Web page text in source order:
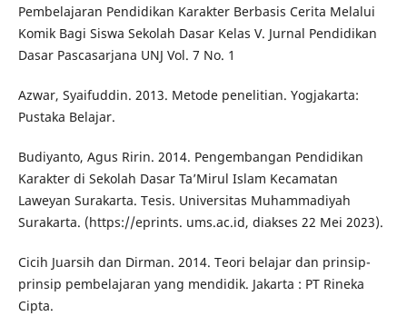
Pembelajaran Pendidikan Karakter Berbasis Cerita Melalui
Komik Bagi Siswa Sekolah Dasar Kelas V. Jurnal Pendidikan
Dasar Pascasarjana UNJ Vol. 7 No. 1
Azwar, Syaifuddin. 2013. Metode penelitian. Yogjakarta:
Pustaka Belajar.
Budiyanto, Agus Ririn. 2014. Pengembangan Pendidikan
Karakter di Sekolah Dasar Ta’Mirul Islam Kecamatan
Laweyan Surakarta. Tesis. Universitas Muhammadiyah
Surakarta. (https://eprints. ums.ac.id, diakses 22 Mei 2023).
Cicih Juarsih dan Dirman. 2014. Teori belajar dan prinsip-
prinsip pembelajaran yang mendidik. Jakarta : PT Rineka
Cipta.